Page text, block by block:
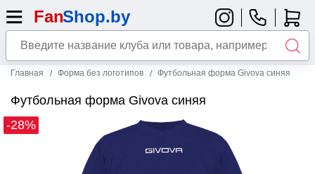
Главная Форма без логотипов Футбольная форма Givova синяя
Футбольная форма Givova синяя
-28%